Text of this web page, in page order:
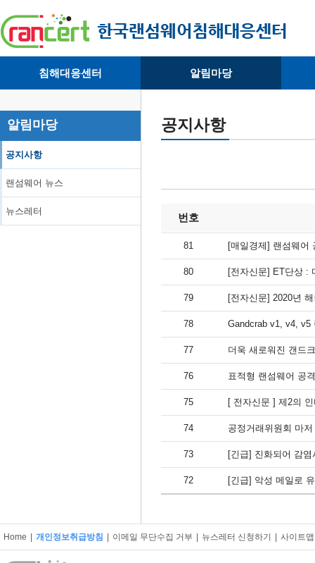
침해대응센터
· 침해피해신고
· 개인정보취급방침
알림마당
· 뉴스레터
알림마당
공지사항
랜섬웨어 뉴스
뉴스레터
공지사항
번호
81 [매일경제] 랜섬웨
80 [전자신문] ET단상 :
79 [전자신문] 2020년
78 Gandcrab v1, v4,
77 더욱 새로워진 갠드
76 표적형 랜섬웨어 공
75 [ 전자신문 ] 제2의
74 공정거래위원회 마
73 [긴급] 진화되어 감
72 [긴급] 악성 메일로
Home 개인정보취급방침 이메일 무단수집 거부 뉴스레터 신청하기 사이트맵